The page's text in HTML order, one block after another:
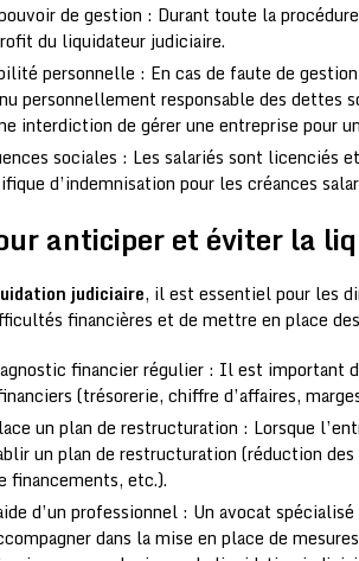
de gestion : Durant toute la
du liquidateur judiciaire.
personnelle : En cas de faute de
personnellement responsable des dettes
interdiction de gérer une entreprise pour
sociales : Les salariés sont licenciés
d’indemnisation pour les créances
anticiper et éviter la
judiciaire, il est essentiel pour les
financières et de mettre en place
financier régulier : Il est important
(trésorerie, chiffre d’affaires,
un plan de restructuration : Lorsque
un plan de restructuration (réduction
financements, etc.).
d’un professionnel : Un avocat
dans la mise en place de